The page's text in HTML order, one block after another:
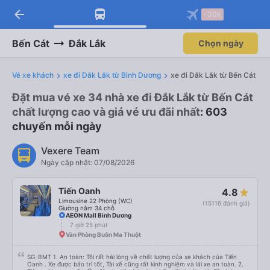
arrow_back -30k
Bến Cát Đắk Lắk Chọn ngày
Vé xe khách xe đi Đắk Lắk từ Bình Dương xe đi Đắk Lắk từ Bến Cát
Đặt mua vé xe 34 nhà xe đi Đắk Lắk từ Bến Cát
chất lượng cao và giá vé ưu đãi nhất: 603
chuyến mỗi ngày
Vexere Team
Ngày cập nhật: 07/08/2026
Tiến Oanh
Limousine 22 Phòng (WC)
Giường nằm 34 chỗ
4.8
(15116 đánh giá)
AEON Mall Bình Dương
7 giờ 25 phút
Văn Phòng Buôn Ma Thuột
SG-BMT 1. An toàn: Tôi rất hài lòng về chất lượng của xe khách của Tiến
Oanh . Xe được bảo trì tốt, Tài xế cũng rất kinh nghiệm và lái xe an toàn. 2.